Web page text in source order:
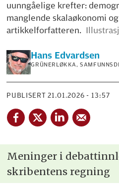
uunngåelige krefter:
manglende skalaøkonomi
artikkelforfatteren.
Hans Edvardsen
GRÜNERLØKKA,
PUBLISERT 21.01.2026 - 13:57
Meninger i
skribentens regning